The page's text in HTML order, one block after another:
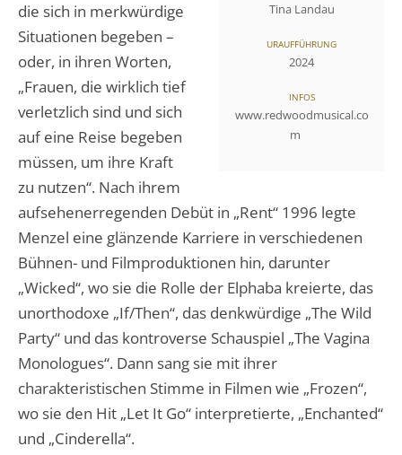
Tina Landau
URAUFFÜHRUNG
2024
INFOS
www.redwoodmusical.co
m
die sich in merkwürdige
Situationen begeben –
oder, in ihren Worten,
„Frauen, die wirklich tief
verletzlich sind und sich
auf eine Reise begeben
müssen, um ihre Kraft
zu nutzen“. Nach ihrem
aufsehenerregenden Debüt in „Rent“ 1996 legte
Menzel eine glänzende Karriere in verschiedenen
Bühnen- und Filmproduktionen hin, darunter
„Wicked“, wo sie die Rolle der Elphaba kreierte, das
unorthodoxe „If/Then“, das denkwürdige „The Wild
Party“ und das kontroverse Schauspiel „The Vagina
Monologues“. Dann sang sie mit ihrer
charakteristischen Stimme in Filmen wie „Frozen“,
wo sie den Hit „Let It Go“ interpretierte, „Enchanted“
und „Cinderella“.